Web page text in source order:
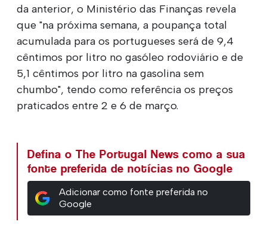
da anterior, o Ministério das Finanças revela
que "na próxima semana, a poupança total
acumulada para os portugueses será de 9,4
cêntimos por litro no gasóleo rodoviário e de
5,1 cêntimos por litro na gasolina sem
chumbo", tendo como referência os preços
praticados entre 2 e 6 de março.
Defina o The Portugal News como a sua
fonte preferida de notícias no Google
Adicionar como fonte preferida no
Google